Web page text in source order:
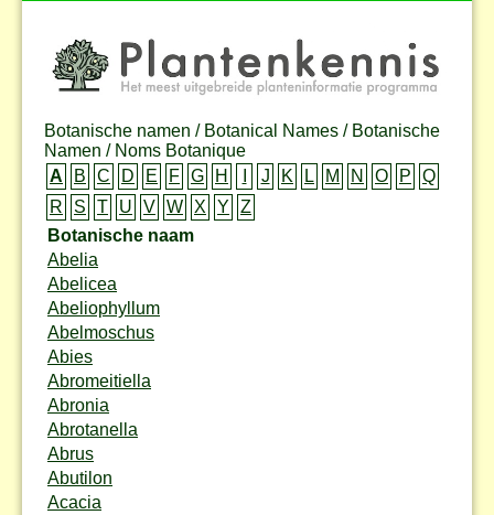
Botanische namen / Botanical Names / Botanische
Namen / Noms Botanique
A
B C D E F G H J K L M N O P
Q
R
S T U V W X Y
Z
Botanische naam
Abelia
Abelicea
Abeliophyllum
Abelmoschus
Abies
Abromeitiella
Abronia
Abrotanella
Abrus
Abutilon
Acacia